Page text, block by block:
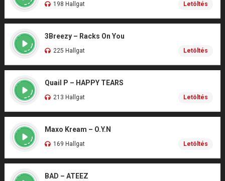
198 Hallgat Letöltés
3Breezy – Racks On You
225 Hallgat Letöltés
Quail P – HAPPY TEARS
213 Hallgat Letöltés
Maxo Kream – O.Y.N
169 Hallgat Letöltés
BAD – ATEEZ